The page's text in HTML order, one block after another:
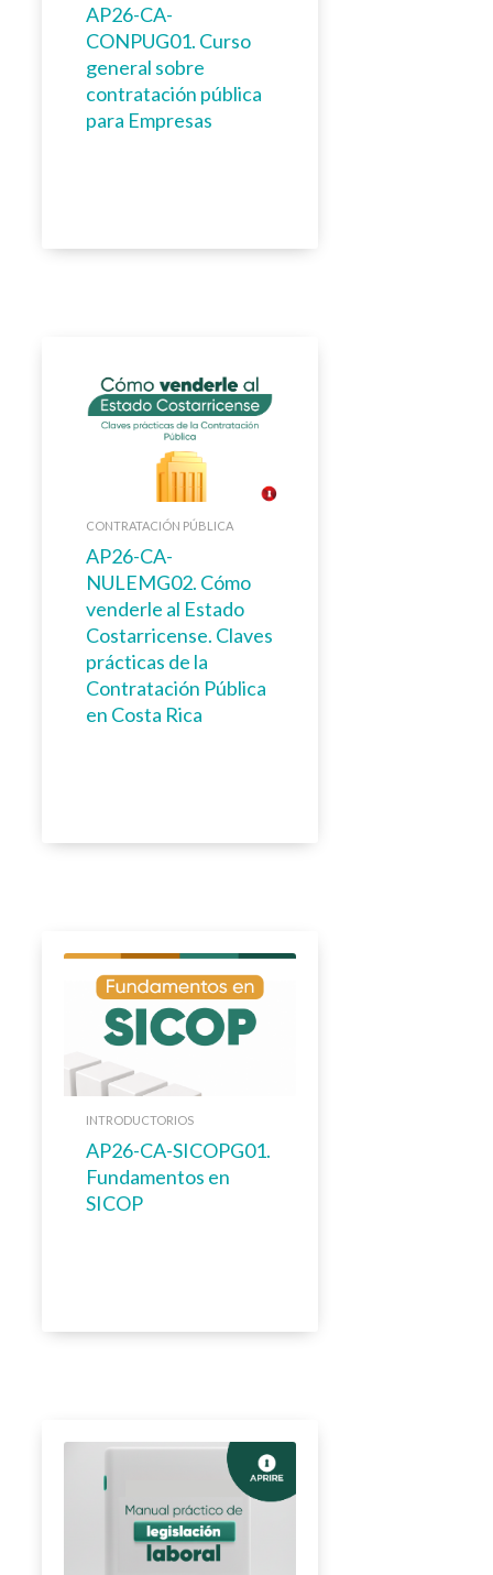
AP26-CA-
CONPUG01. Curso
general sobre
contratación pública
para Empresas
CONTRATACIÓN PÚBLICA
AP26-CA-
NULEMG02. Cómo
venderle al Estado
Costarricense. Claves
prácticas de la
Contratación Pública
en Costa Rica
INTRODUCTORIOS
AP26-CA-SICOPG01.
Fundamentos en
SICOP